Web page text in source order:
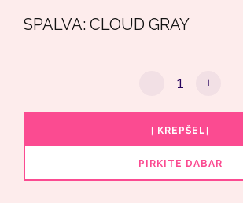
SPALVA: CLOUD GRAY
produkto kiekis:
Į KREPŠELĮ
PIRKITE DABAR